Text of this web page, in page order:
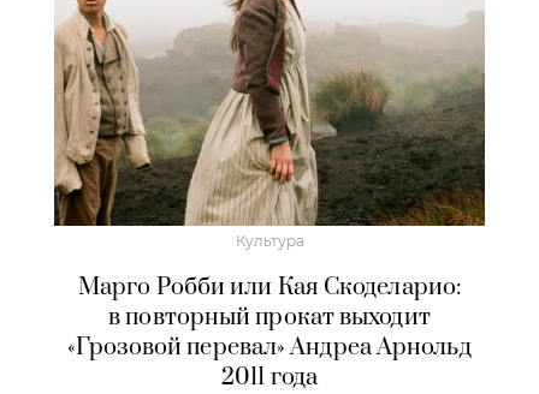
Культура
Марго Робби или Кая Скоделарио:
в повторный прокат выходит
«Грозовой перевал» Андреа Арнольд
2011 года